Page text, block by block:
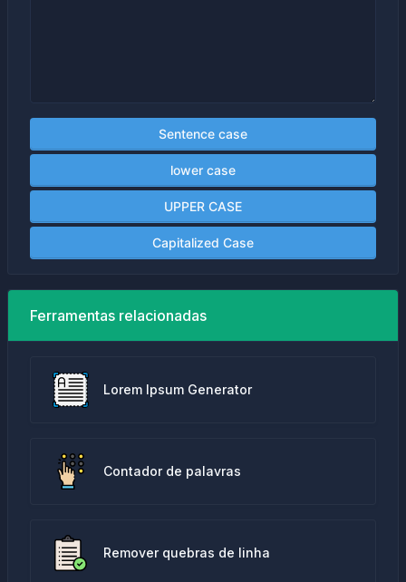
Sentence case
lower case
UPPER CASE
Capitalized Case
Ferramentas relacionadas
Lorem Ipsum Generator
Contador de palavras
Remover quebras de linha